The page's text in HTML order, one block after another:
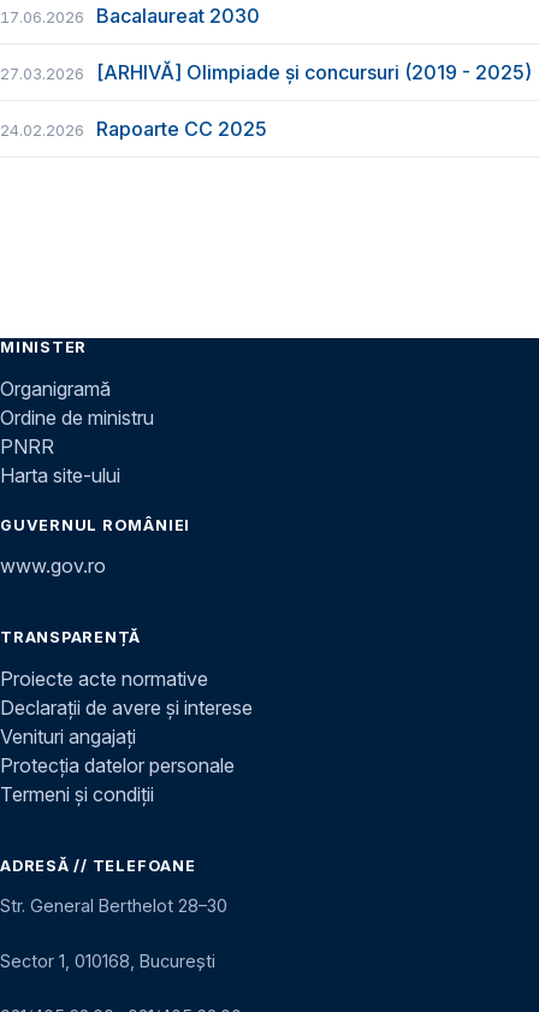
17.06.2026 Bacalaureat 2030
27.03.2026 [ARHIVĂ] Olimpiade și concursuri (2019 - 2025)
24.02.2026 Rapoarte CC 2025
MINISTER
Organigramă
Ordine de ministru
PNRR
Harta site-ului
GUVERNUL ROMÂNIEI
www.gov.ro
TRANSPARENȚĂ
Proiecte acte normative
Declarații de avere și interese
Venituri angajați
Protecția datelor personale
Termeni și condiții
ADRESĂ // TELEFOANE
Str. General Berthelot 28–30
Sector 1, 010168, București